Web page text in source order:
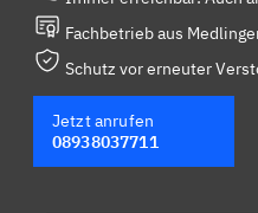
Fachbetrieb aus
Schutz vor erneuter
Jetzt anrufen
08938037711